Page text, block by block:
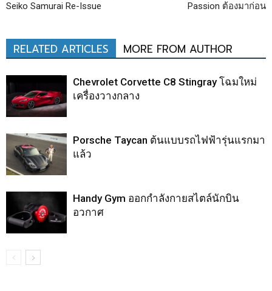
Seiko Samurai Re-Issue
Passion ต้องมาก่อน
RELATED ARTICLES MORE FROM AUTHOR
Chevrolet Corvette C8 Stingray โฉมใหม่
เครื่องวางกลาง
Porsche Taycan ต้นแบบรถไฟฟ้ารุ่นแรกมา
แล้ว
Handy Gym ออกกำลังกายสไตล์นักบิน
อวกาศ